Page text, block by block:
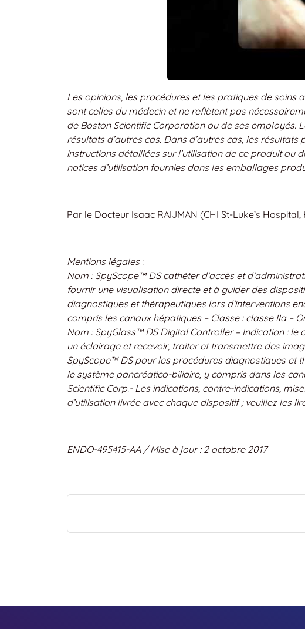
Les opinions, les procédures et les pratiques de soins
sont celles du médecin et ne reflètent pas
de Boston Scientific Corporation ou de ses employés.
résultats d’autres cas. Dans d’autres cas, les
instructions détaillées sur l’utilisation de ce produit ou
notices d’utilisation fournies dans les emballages
Par le Docteur Isaac RAIJMAN (CHI St-Luke’s
Mentions légales :
Nom : SpyScope™ DS cathéter d’accès et
fournir une visualisation directe et à guider des
diagnostiques et thérapeutiques lors d’interventions
compris les canaux hépatiques – Classe : classe IIa –
Nom : SpyGlass™ DS Digital Controller – Indication :
un éclairage et recevoir, traiter et transmettre des
SpyScope™ DS pour les procédures diagnostiques et
le système pancréatico-biliaire, y compris dans les
Scientific Corp.- Les indications, contre-indications,
d’utilisation livrée avec chaque dispositif ; veuillez les
ENDO-495415-AA / Mise à jour : 2 octobre 2017